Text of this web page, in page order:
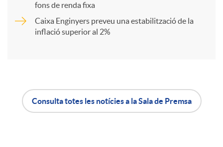
fons de renda fixa
Caixa Enginyers preveu una estabilització de la
inflació superior al 2%
Consulta totes les notícies a la Sala de Premsa